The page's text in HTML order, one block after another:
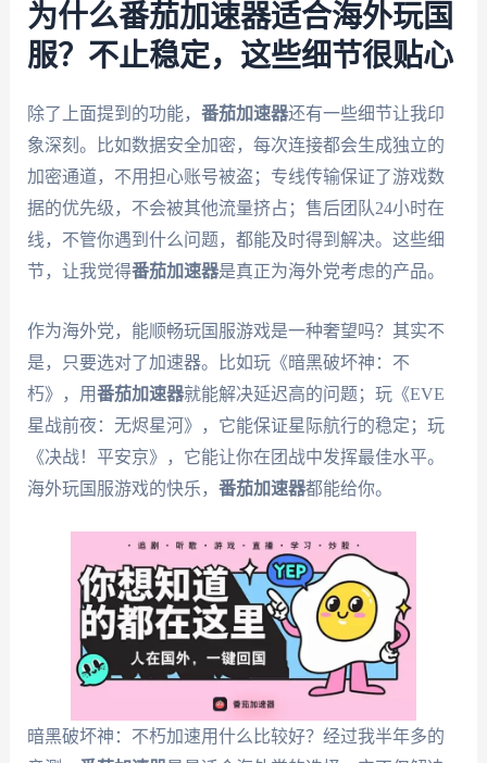
为什么番茄加速器适合海外玩国
服？不止稳定，这些细节很贴心
除了上面提到的功能， 番茄加速器还有一些细节让我印
象深刻。比如数据安全加密，每次连接都会生成独立的
加密通道，不用担心账号被盗；专线传输保证了游戏数
据的优先级，不会被其他流量挤占；售后团队24小时在
线，不管你遇到什么问题，都能及时得到解决。这些细
节，让我觉得番茄加速器是真正为海外党考虑的产品。
作为海外党，能顺畅玩国服游戏是一种奢望吗？其实不
是，只要选对了加速器。比如玩《暗黑破坏神：不
朽》，用番茄加速器就能解决延迟高的问题；玩《EVE
星战前夜：无烬星河》，它能保证星际航行的稳定；玩
《决战！平安京》，它能让你在团战中发挥最佳水平。
海外玩国服游戏的快乐， 番茄加速器都能给你。
暗黑破坏神：不朽加速用什么比较好？经过我半年多的